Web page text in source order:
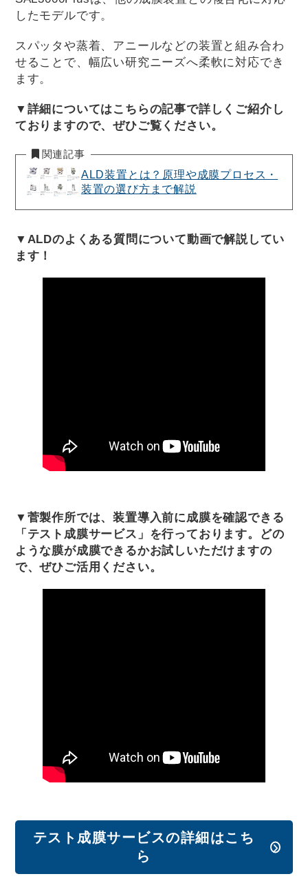
したモデルです。
スパッタや蒸着、アニールなどの装置と組み合わ
せることで、幅広い研究ニーズへ柔軟に対応でき
ます。
▼詳細についてはこちらの記事で詳しくご紹介し
ておりますので、ぜひご覧ください。
関連記事
ALD装置とは？原理や成膜プロセス・
装置の選び方まで解説
▼ALDのよくある質問について動画で解説してい
ます！
▼菅製作所では、装置導入前に成膜を確認できる
「テスト成膜サービス」を行っております。どの
ような膜が成膜できるかお試しいただけますの
で、ぜひご活用ください。
テスト成膜サービスの詳細はこち
ら